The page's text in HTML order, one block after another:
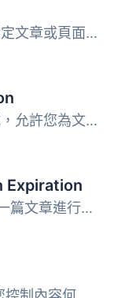
啟用該外掛後，您可以設定文章或頁面在特定時間到達後自動過...
這是一個簡單的外掛程式，允許您為文章設置到期日期。一旦文...
Expiration
當你在 WordPress 中對一篇文章進行密碼保護時，會設定一個有...